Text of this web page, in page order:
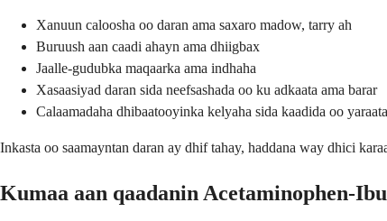
Xanuun caloosha oo daran ama saxaro madow, tarry ah
Buruush aan caadi ahayn ama dhiigbax
Jaalle-gudubka maqaarka ama indhaha
Xasaasiyad daran sida neefsashada oo ku adkaata ama barar
Calaamadaha dhibaatooyinka kelyaha sida kaadida oo yaraata
Inkasta oo saamayntan daran ay dhif tahay, haddana way dhici
Kumaa aan qaadanin Acetaminophen-